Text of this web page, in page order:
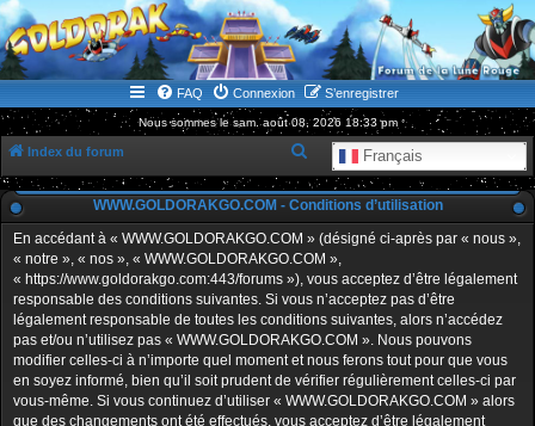
WWW.GOLDORAKGO.COM
le site de la Lune Rouge
FAQ Connexion S’enregistrer
Nous sommes le sam. août 08, 2026 18:33 pm
Index du forum Français
e
c
h
e
r
c
e
r
WWW.GOLDORAKGO.COM - Conditions d’utilisation
En accédant à « WWW.GOLDORAKGO.COM » (désigné ci-après par « nous »,
« notre », « nos », « WWW.GOLDORAKGO.COM »,
« https://www.goldorakgo.com:443/forums »), vous acceptez d’être légalement
responsable des conditions suivantes. Si vous n’acceptez pas d’être
légalement responsable de toutes les conditions suivantes, alors n’accédez
pas et/ou n’utilisez pas « WWW.GOLDORAKGO.COM ». Nous pouvons
modifier celles-ci à n’importe quel moment et nous ferons tout pour que vous
en soyez informé, bien qu’il soit prudent de vérifier régulièrement celles-ci par
vous-même. Si vous continuez d’utiliser « WWW.GOLDORAKGO.COM » alors
que des changements ont été effectués, vous acceptez d’être légalement